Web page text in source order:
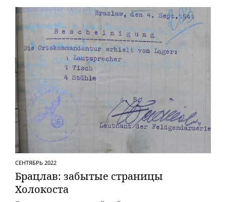
СЕНТЯБРЬ 2022
Брацлав: забытые страницы
Холокоста